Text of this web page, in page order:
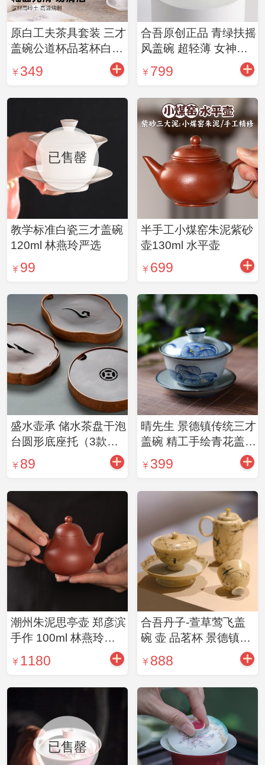
原白工夫茶具套装 三才
盖碗公道杯品茗杯白瓷
茶叶罐原白公道杯茶具
组合
349
合吾原创正品 青绿扶摇
风盖碗 超轻薄 女神茶
具 6月新款 约110ml 单
盖碗
799
已售罄
教学标准白瓷三才盖碗
120ml 林燕玲严选
99
半手工小煤窑朱泥紫砂
壶130ml 水平壶
699
盛水壶承 储水茶盘干泡
台圆形底座托（3款可
选）
89
晴先生 景德镇传统三才
盖碗 精工手绘青花盖碗
（4款可选）
399
潮州朱泥思亭壶 郑彦滨
手作 100ml 林燕玲严
1180
合吾丹子-萱草莺飞盖
碗 壶 品茗杯 景德镇手
绘彩绘手造茶器
888
已售罄